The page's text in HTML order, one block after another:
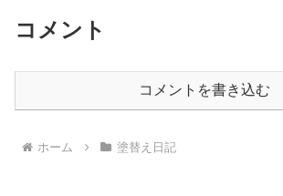
コメント
コメントを書き込む
ホーム 塗替え日記